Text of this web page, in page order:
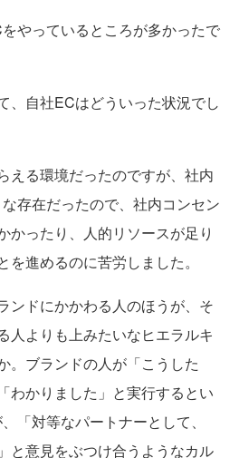
やっているところが多かったで
、自社ECはどういった状況でし
える環境だったのですが、社内
存在だったので、社内コンセン
かったり、人的リソースが足り
進めるのに苦労しました。
ンドにかかわる人のほうが、そ
人よりも上みたいなヒエラルキ
。ブランドの人が「こうした
わかりました」と実行するとい
「対等なパートナーとして、
と意見をぶつけ合うようなカル